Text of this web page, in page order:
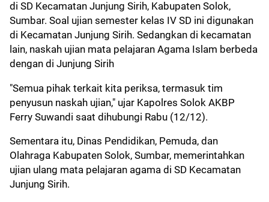
di SD Kecamatan Junjung Sirih, Kabupaten Solok,
Sumbar. Soal ujian semester kelas IV SD ini digunakan
di Kecamatan Junjung Sirih. Sedangkan di kecamatan
lain, naskah ujian mata pelajaran Agama Islam berbeda
dengan di Junjung Sirih
"Semua pihak terkait kita periksa, termasuk tim
penyusun naskah ujian," ujar Kapolres Solok AKBP
Ferry Suwandi saat dihubungi Rabu (12/12).
Sementara itu, Dinas Pendidikan, Pemuda, dan
Olahraga Kabupaten Solok, Sumbar, memerintahkan
ujian ulang mata pelajaran agama di SD Kecamatan
Junjung Sirih.